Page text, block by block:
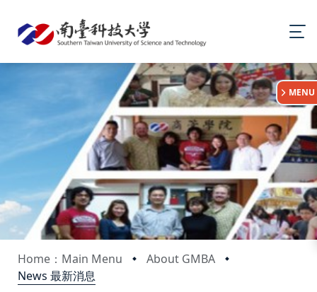
Home：Main Menu
About GMBA
News 最新消息
:::
MENU